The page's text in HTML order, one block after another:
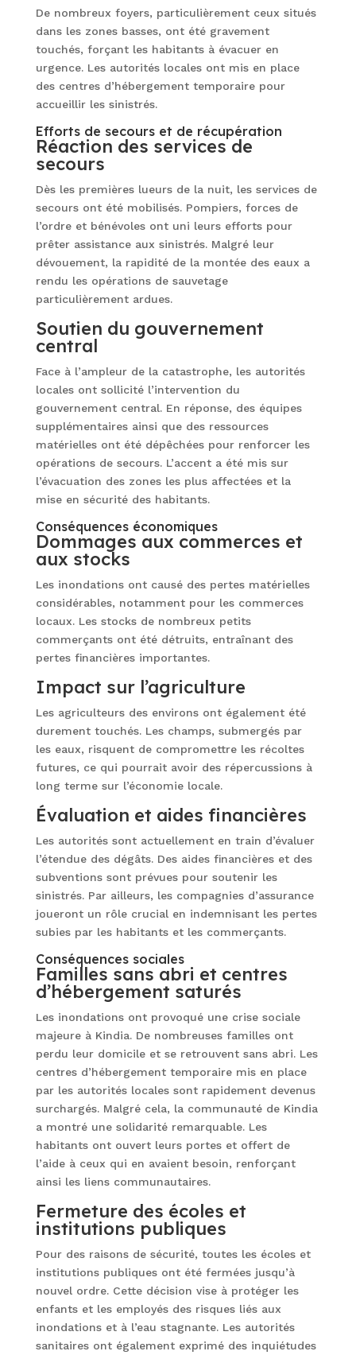
De nombreux foyers, particulièrement ceux situés
dans les zones basses, ont été gravement
touchés, forçant les habitants à évacuer en
urgence. Les autorités locales ont mis en place
des centres d’hébergement temporaire pour
accueillir les sinistrés.
Efforts de secours et de récupération
Réaction des services de
secours
Dès les premières lueurs de la nuit, les services de
secours ont été mobilisés. Pompiers, forces de
l’ordre et bénévoles ont uni leurs efforts pour
prêter assistance aux sinistrés. Malgré leur
dévouement, la rapidité de la montée des eaux a
rendu les opérations de sauvetage
particulièrement ardues.
Soutien du gouvernement
central
Face à l’ampleur de la catastrophe, les autorités
locales ont sollicité l’intervention du
gouvernement central. En réponse, des équipes
supplémentaires ainsi que des ressources
matérielles ont été dépêchées pour renforcer les
opérations de secours. L’accent a été mis sur
l’évacuation des zones les plus affectées et la
mise en sécurité des habitants.
Conséquences économiques
Dommages aux commerces et
aux stocks
Les inondations ont causé des pertes matérielles
considérables, notamment pour les commerces
locaux. Les stocks de nombreux petits
commerçants ont été détruits, entraînant des
pertes financières importantes.
Impact sur l’agriculture
Les agriculteurs des environs ont également été
durement touchés. Les champs, submergés par
les eaux, risquent de compromettre les récoltes
futures, ce qui pourrait avoir des répercussions à
long terme sur l’économie locale.
Évaluation et aides financières
Les autorités sont actuellement en train d’évaluer
l’étendue des dégâts. Des aides financières et des
subventions sont prévues pour soutenir les
sinistrés. Par ailleurs, les compagnies d’assurance
joueront un rôle crucial en indemnisant les pertes
subies par les habitants et les commerçants.
Conséquences sociales
Familles sans abri et centres
d’hébergement saturés
Les inondations ont provoqué une crise sociale
majeure à Kindia. De nombreuses familles ont
perdu leur domicile et se retrouvent sans abri. Les
centres d’hébergement temporaire mis en place
par les autorités locales sont rapidement devenus
surchargés. Malgré cela, la communauté de Kindia
a montré une solidarité remarquable. Les
habitants ont ouvert leurs portes et offert de
l’aide à ceux qui en avaient besoin, renforçant
ainsi les liens communautaires.
Fermeture des écoles et
institutions publiques
Pour des raisons de sécurité, toutes les écoles et
institutions publiques ont été fermées jusqu’à
nouvel ordre. Cette décision vise à protéger les
enfants et les employés des risques liés aux
inondations et à l’eau stagnante. Les autorités
sanitaires ont également exprimé des inquiétudes